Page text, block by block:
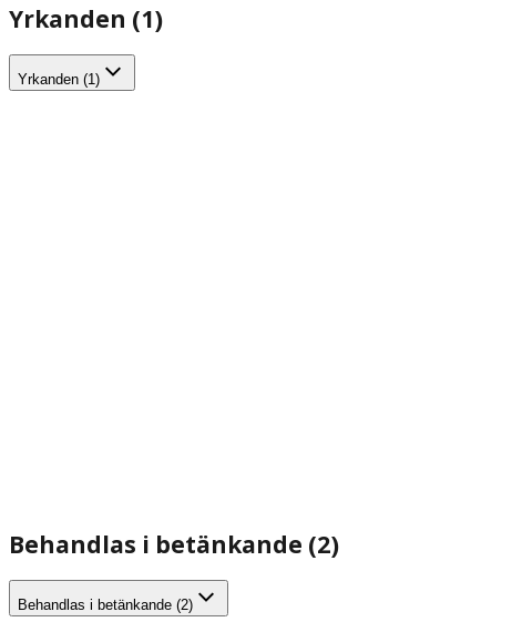
Yrkanden (1)
Yrkanden (1)
Behandlas i betänkande (2)
Behandlas i betänkande (2)